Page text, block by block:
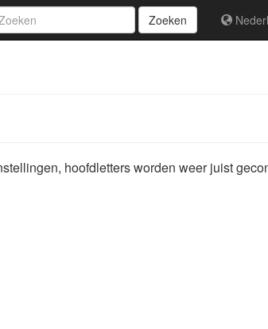
Zoeken
hoofdletters worden weer juist